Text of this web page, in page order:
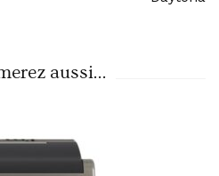
aussi...